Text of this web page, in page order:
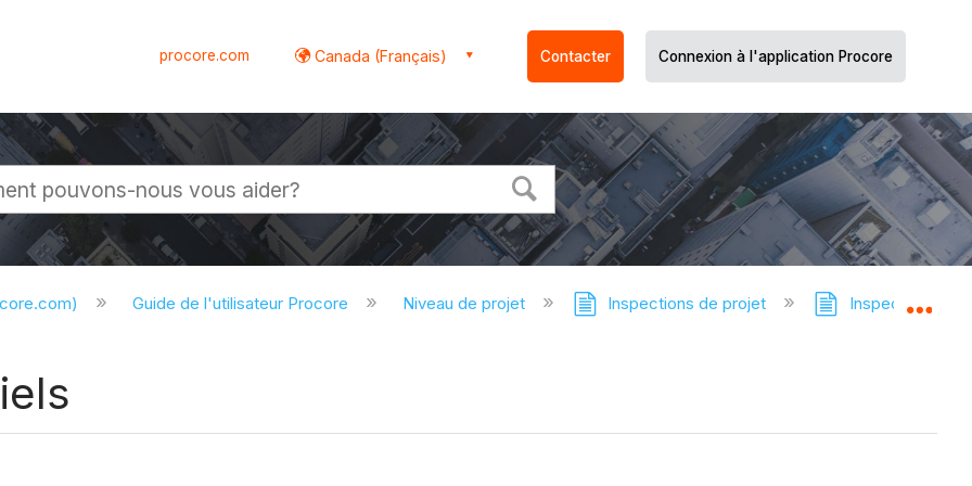
procore.com Canada (Français) Contacter Connexion à l'application Procore
Guide de l'utilisateur Procore Niveau de projet Inspections de projet Inspections de